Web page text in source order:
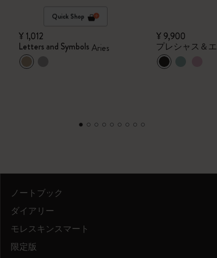
Quick Shop
¥ 1,012
Letters and Symbols Aries
¥ 9,900
プレシャス＆
ノートブック
ダイアリー
モレスキンスマート
限定版